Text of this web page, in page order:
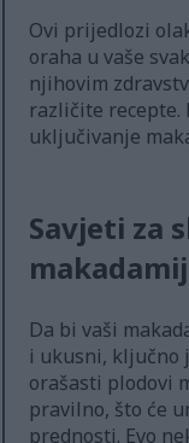
Ovi prijedlozi
oraha u vaše
njihovim
različite recepte.
uključivanje
Savjeti za
Da bi vaši
i ukusni, ključno
orašasti plodovi
pravilno, što će
prednosti. Evo